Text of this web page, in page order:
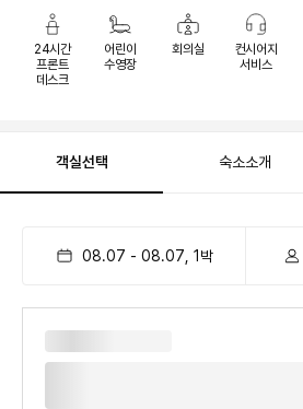
24시간
프론트
데스크
어린이
수영장
회의실
컨시어지
서비스
객실선택 숙소소개
08.07 - 08.07 1 박